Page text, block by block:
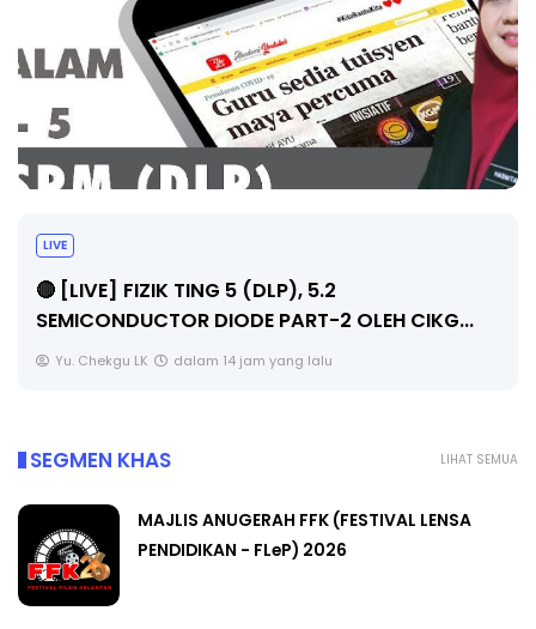
LIVE
🔴 [LIVE] PRINSIP PERAKAUNAN, PECUT SKOR
SOALAN 1 TRIAL OLEH CIKGU WAN...
Yu. Chekgu LK dalam 14 jam yang lalu
LIHAT SEMUA
SEGMEN KHAS
MAJLIS ANUGERAH FFK (FESTIVAL LENSA
PENDIDIKAN - FLeP) 2026